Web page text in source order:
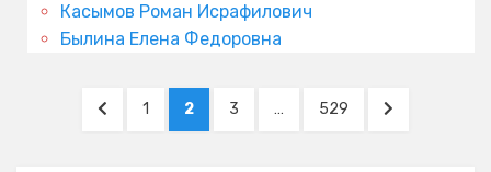
Касымов Роман Исрафилович
Былина Елена Федоровна
Пагинация
PREVIOUS
PAGE
1 PAGE
2 PAGE
3 … PAGE
529
NEXT